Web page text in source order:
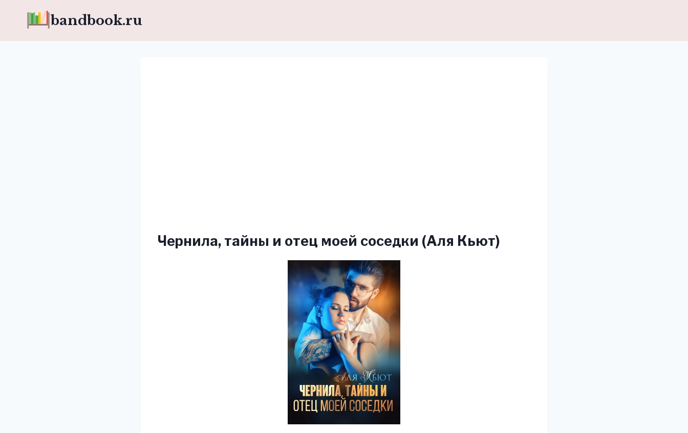
bandbook.ru
Чернила, тайны и отец моей соседки (Аля Кьют)